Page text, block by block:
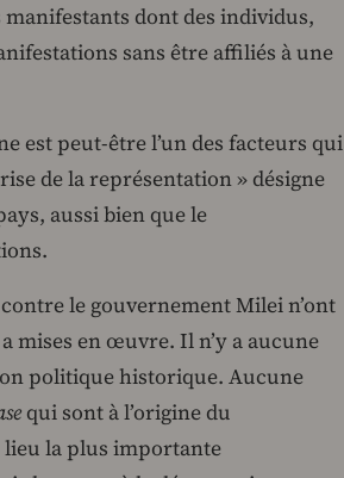
dont des individus,
sans être affiliés à une
est peut-être l’un des facteurs qui
de la représentation » désigne
aussi bien que le
le gouvernement Milei n’ont
mises en œuvre. Il n’y a aucune
politique historique. Aucune
qui sont à l’origine du
lieu la plus importante